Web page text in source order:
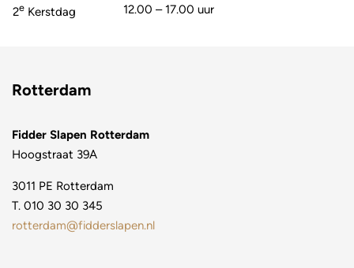
2e Kerstdag 12.00 – 17.00 uur
Rotterdam
Fidder Slapen Rotterdam
Hoogstraat 39A
3011 PE Rotterdam
T. 010 30 30 345
rotterdam@fidderslapen.nl